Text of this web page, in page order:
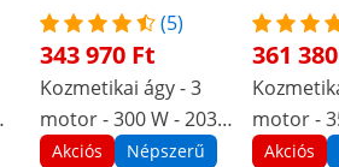
(5)
343 970 Ft
Kozmetikai ágy - 3
motor - 300 W - 203 x
62 x 64 - 86 cm - 150
Akciós Népszerű
361
motor -
60 x 65 -
Akciós